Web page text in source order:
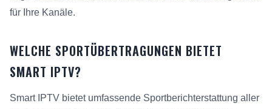
für Ihre Kanäle.
WELCHE SPORTÜBERTRAGUNGEN BIETET
SMART IPTV?
Smart IPTV bietet umfassende Sportberichterstattung aller